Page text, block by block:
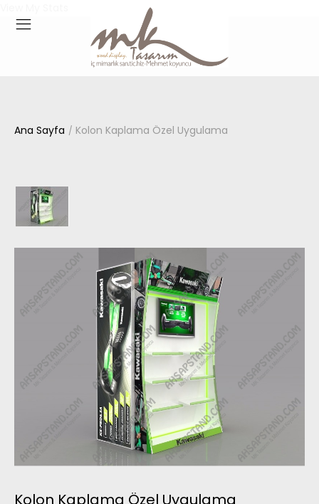
Ana Sayfa Kolon Kaplama Özel Uygulama
Kolon Kaplama Özel Uygulama